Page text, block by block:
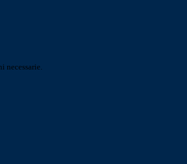
necessarie.